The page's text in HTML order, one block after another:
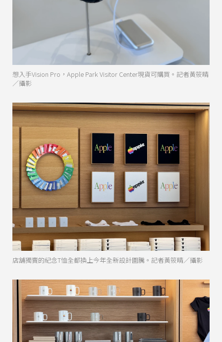
想入手Vision Pro，Apple Park Visitor Center現貨可購買。記者黃筱晴
／攝影
店舖獨賣的紀念T恤全都換上今年全新設計圖騰。記者黃筱晴／攝影